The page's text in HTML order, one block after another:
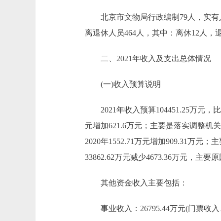
北京市文物局行政编制79人，实有
离退休人员464人，其中：离休12人，
二、2021年收入及支出总体情况
(一)收入预算说明
2021年收入预算104451.25万元，比
元增加621.6万元；主要是落实调整机
2020年1552.71万元增加909.31万元；
33862.62万元减少4673.36万元，主要
其他资金收入主要包括：
事业收入：26795.44万元(门票收入